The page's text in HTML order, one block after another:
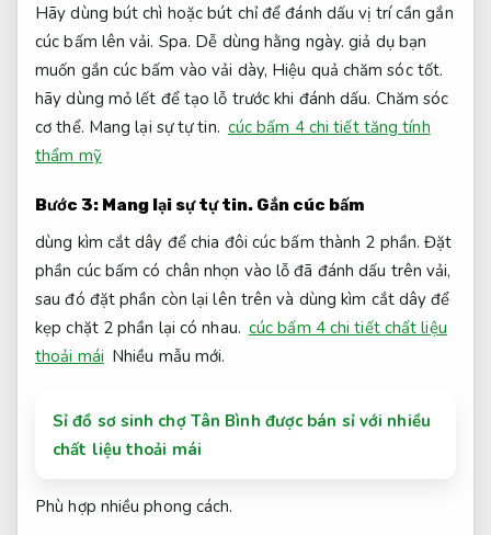
Hãy dùng bút chì hoặc bút chỉ để đánh dấu vị trí cần gắn
cúc bấm lên vải. Spa. Dễ dùng hằng ngày. giả dụ bạn
muốn gắn cúc bấm vào vải dày, Hiệu quả chăm sóc tốt.
hãy dùng mỏ lết để tạo lỗ trước khi đánh dấu. Chăm sóc
cơ thể. Mang lại sự tự tin. cúc bấm 4 chi tiết tăng tính
thẩm mỹ
Bước 3: Mang lại sự tự tin. Gắn cúc bấm
dùng kìm cắt dây để chia đôi cúc bấm thành 2 phần. Đặt
phần cúc bấm có chân nhọn vào lỗ đã đánh dấu trên vải,
sau đó đặt phần còn lại lên trên và dùng kìm cắt dây để
kẹp chặt 2 phần lại có nhau. cúc bấm 4 chi tiết chất liệu
thoải mái Nhiều mẫu mới.
Sỉ đồ sơ sinh chợ Tân Bình được bán sỉ với nhiều
chất liệu thoải mái
Phù hợp nhiều phong cách.